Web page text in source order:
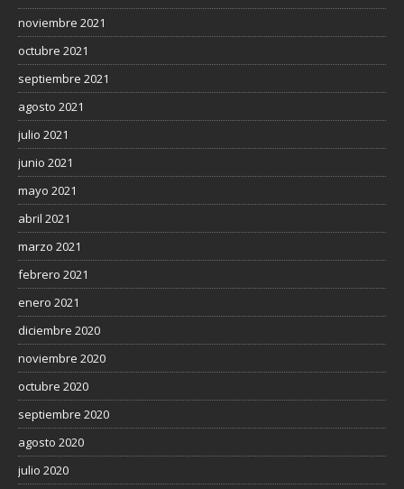
noviembre 2021
octubre 2021
septiembre 2021
agosto 2021
julio 2021
junio 2021
mayo 2021
abril 2021
marzo 2021
febrero 2021
enero 2021
diciembre 2020
noviembre 2020
octubre 2020
septiembre 2020
agosto 2020
julio 2020